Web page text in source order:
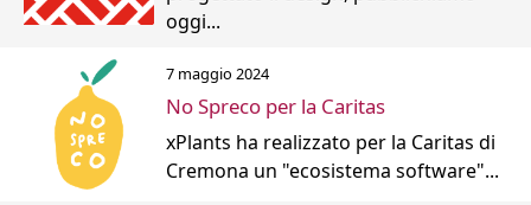
oggi...
7 maggio 2024
No Spreco per la Caritas
xPlants ha realizzato per la Caritas di
Cremona un "ecosistema software"...